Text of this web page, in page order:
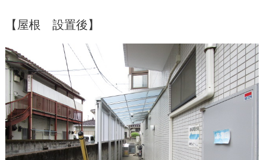
【屋根 設置後】